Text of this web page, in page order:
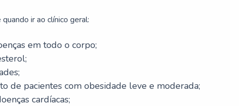
ir ao clínico geral:
em todo o corpo;
de pacientes com obesidade leve e moderada;
cardíacas;